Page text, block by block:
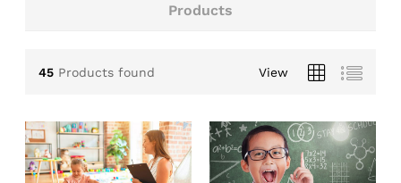
Products
45 Products found View